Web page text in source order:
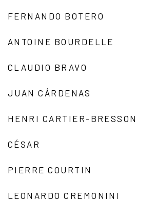
FERNANDO BOTERO
ANTOINE BOURDELLE
CLAUDIO BRAVO
JUAN CÁRDENAS
HENRI CARTIER-BRESSON
CÉSAR
PIERRE COURTIN
LEONARDO CREMONINI